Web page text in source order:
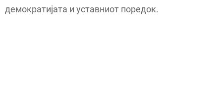
демократијата и уставниот поредок.